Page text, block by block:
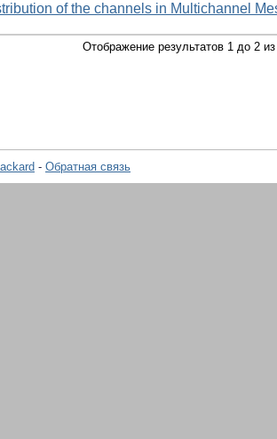
of the channels in Multichannel
Отображение результатов 1 до 2
- Обратная связь